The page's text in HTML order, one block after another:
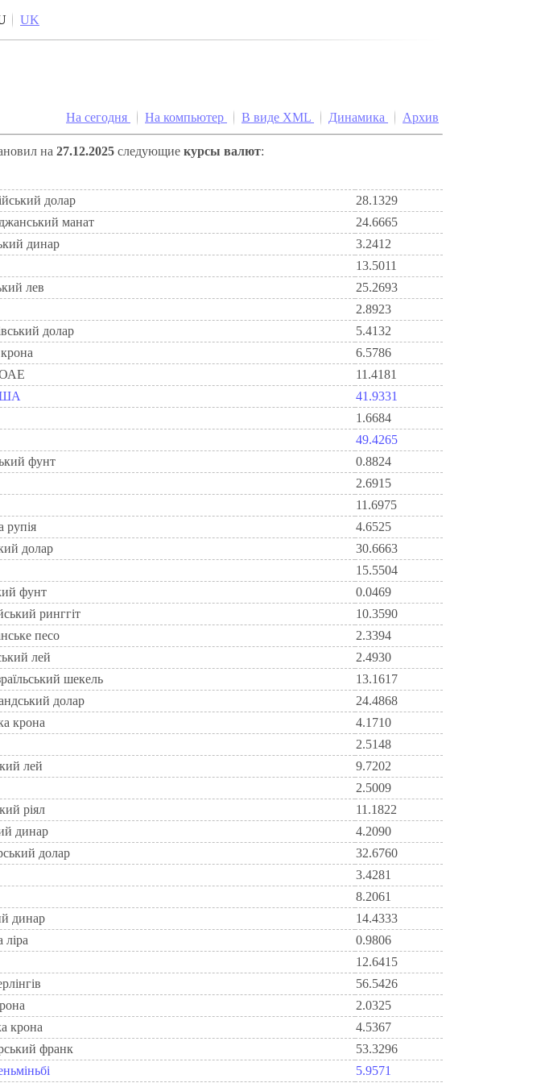
UK
На сегодня На компьютер В виде XML Динамика Архив
на 27.12.2025 следующие курсы валют:
долар
28.1329
манат
24.6665
динар
3.2412
13.5011
лев
25.2693
2.8923
долар
5.4132
6.5786
11.4181
41.9331
1.6684
49.4265
фунт
0.8824
2.6915
11.6975
рупія
4.6525
долар
30.6663
15.5504
фунт
0.0469
ринггіт
10.3590
песо
2.3394
лей
2.4930
шекель
13.1617
долар
24.4868
крона
4.1710
2.5148
лей
9.7202
2.5009
ріял
11.1822
динар
4.2090
долар
32.6760
3.4281
8.2061
динар
14.4333
ліра
0.9806
12.6415
56.5426
2.0325
крона
4.5367
франк
53.3296
5.9571